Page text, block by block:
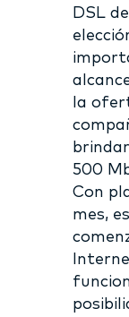
DSL
la
500
Con
mes,